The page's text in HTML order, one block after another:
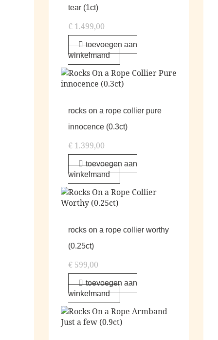
tear (1ct)
€ 1.499,00
toevoegen aan
winkelmand
rocks on a rope collier pure
innocence (0.3ct)
€ 1.399,00
toevoegen aan
winkelmand
rocks on a rope collier worthy
(0.25ct)
€ 599,00
toevoegen aan
winkelmand